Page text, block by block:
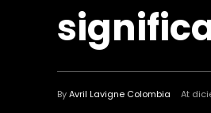
ByAvril Lavigne Colombia At